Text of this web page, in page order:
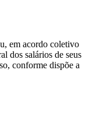
em acordo coletivo
dos salários de seus
conforme dispõe a